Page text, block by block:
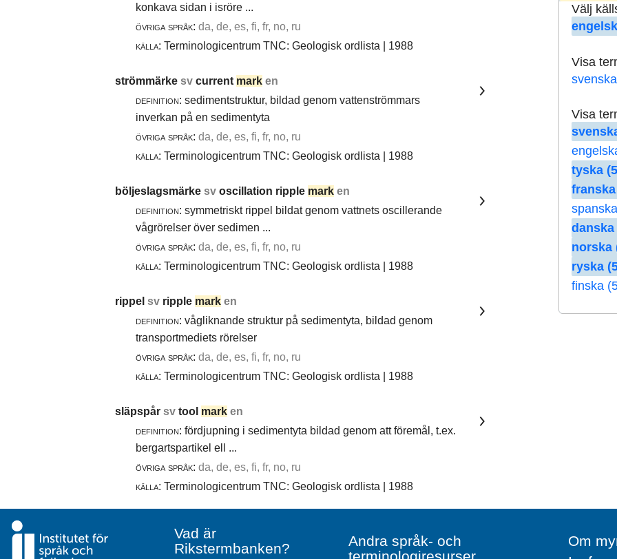
Välj
Visa
Visa
tyska
franska
danska
norska
ryska
finska
konkava sidan i isröre ...
övriga språk: da, de, es, fi, fr, no, ru
källa: Terminologicentrum TNC: Geologisk ordlista | 1988
strömmärke sv current mark en
definition: sedimentstruktur, bildad genom vattenströmmars
inverkan på en sedimentyta
övriga språk: da, de, es, fi, fr, no, ru
källa: Terminologicentrum TNC: Geologisk ordlista | 1988
böljeslagsmärke sv oscillation ripple mark en
definition: symmetriskt rippel bildat genom vattnets oscillerande
vågrörelser över sedimen ...
övriga språk: da, de, es, fi, fr, no, ru
källa: Terminologicentrum TNC: Geologisk ordlista | 1988
rippel sv ripple mark en
definition: vågliknande struktur på sedimentyta, bildad genom
transportmediets rörelser
övriga språk: da, de, es, fi, fr, no, ru
källa: Terminologicentrum TNC: Geologisk ordlista | 1988
släpspår sv tool mark en
definition: fördjupning i sedimentyta bildad genom att föremål, t.ex.
bergartspartikel ell ...
övriga språk: da, de, es, fi, fr, no, ru
källa: Terminologicentrum TNC: Geologisk ordlista | 1988
Vad är
Rikstermbanken?
Andra språk- och
Om